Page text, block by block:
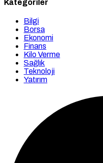
Kategoriler
Bilgi
Borsa
Ekonomi
Finans
Kilo Verme
Sağlık
Teknoloji
Yatırım